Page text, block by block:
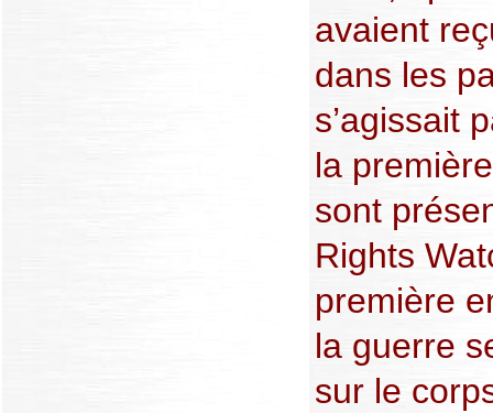
avaient
dans les
s’agissait
la
sont
Rights
première
la guerre
sur le